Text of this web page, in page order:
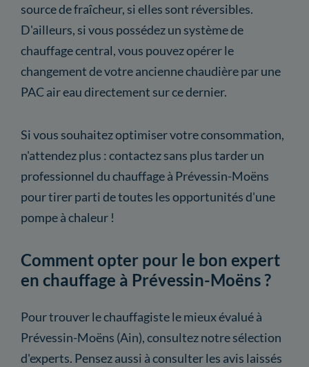
source de fraîcheur, si elles sont réversibles.
D'ailleurs, si vous possédez un système de
chauffage central, vous pouvez opérer le
changement de votre ancienne chaudière par une
PAC air eau directement sur ce dernier.
Si vous souhaitez optimiser votre consommation,
n'attendez plus : contactez sans plus tarder un
professionnel du chauffage à Prévessin-Moëns
pour tirer parti de toutes les opportunités d'une
pompe à chaleur !
Comment opter pour le bon expert
en chauffage à Prévessin-Moëns ?
Pour trouver le chauffagiste le mieux évalué à
Prévessin-Moëns (Ain), consultez notre sélection
d'experts. Pensez aussi à consulter les avis laissés